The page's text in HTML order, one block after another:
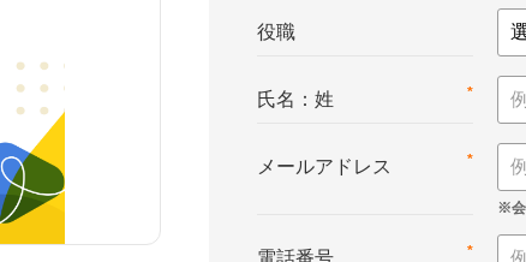
役職
*
氏名：姓
*
メールアドレス
*
電話番号